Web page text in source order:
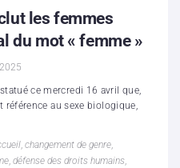
les femmes
du mot « femme »
ce mercredi 16 avril que,
référence au sexe biologique,
, changement de genre,
, défense des droits humains,